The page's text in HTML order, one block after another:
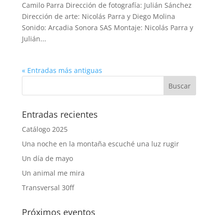
Camilo Parra Dirección de fotografía: Julián Sánchez
Dirección de arte: Nicolás Parra y Diego Molina
Sonido: Arcadia Sonora SAS Montaje: Nicolás Parra y
Julián...
« Entradas más antiguas
Entradas recientes
Catálogo 2025
Una noche en la montaña escuché una luz rugir
Un día de mayo
Un animal me mira
Transversal 30ff
Próximos eventos